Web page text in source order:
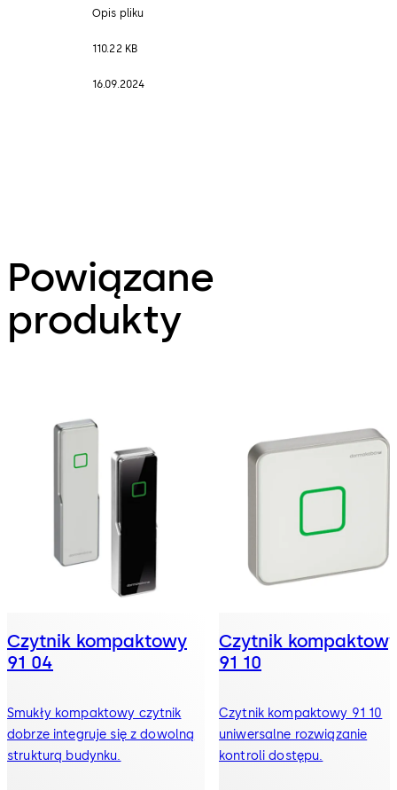
Opis pliku
110.22 KB
16.09.2024
Powiązane
produkty
Czytnik kompaktowy
91 04
Smukły kompaktowy czytnik
dobrze integruje się z dowolną
strukturą budynku.
Czytnik
91 10
Czytnik kompaktowy 91 10
uniwersalne rozwiązanie
kontroli dostępu.